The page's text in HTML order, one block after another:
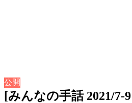
公開
[みんなの手話 2021/7-